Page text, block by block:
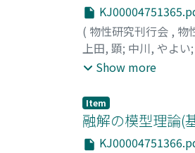
( 物性研究刊行会 , 物
上田, 顕; 中川, やよい;
Hirotsugu;Ogawa,
Show more
Item
融解の模型理論(